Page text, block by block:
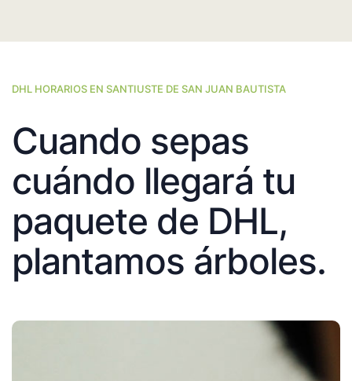
DHL HORARIOS EN SANTIUSTE DE SAN JUAN BAUTISTA
Cuando sepas
cuándo llegará tu
paquete de DHL,
plantamos árboles.